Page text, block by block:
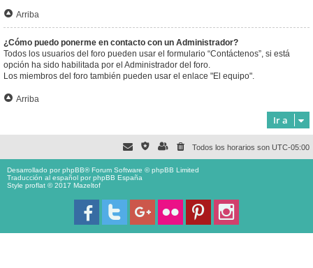
Arriba
¿Cómo puedo ponerme en contacto con un Administrador?
Todos los usuarios del foro pueden usar el formulario “Contáctenos”, si está
opción ha sido habilitada por el Administrador del foro.
Los miembros del foro también pueden usar el enlace "El equipo".
Arriba
Ir a
Todos los horarios son UTC-05:00
Desarrollado porphpBB® Forum Software © phpBB Limited
Traducción al español porphpBB España
Style proflat © 2017 Mazeltof